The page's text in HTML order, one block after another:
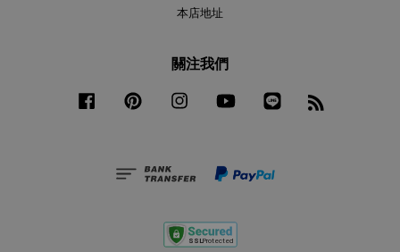
本店地址
關注我們
Facebook Pinterest Instagram YouTube